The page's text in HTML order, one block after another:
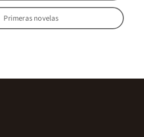
Primeras novelas